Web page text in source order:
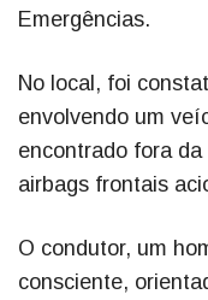
Emergências.
No local, foi
envolvendo um
encontrado fora
airbags frontais
O condutor, um
consciente,